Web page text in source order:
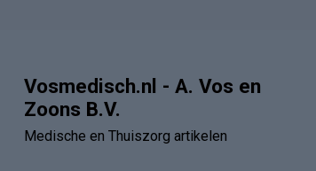
Vosmedisch.nl - A. Vos en
Zoons B.V.
Medische en Thuiszorg artikelen